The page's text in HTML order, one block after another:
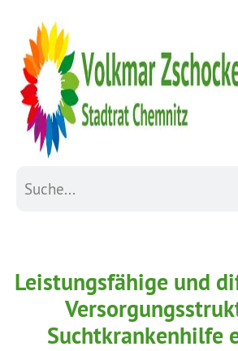
Leistungsfähige und
Suchtkrankenhilfe